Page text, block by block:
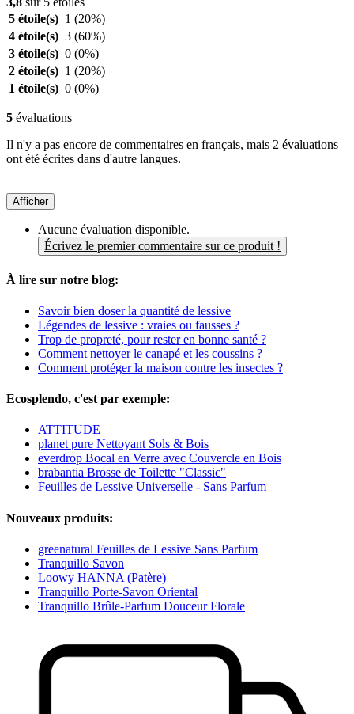
5 étoile(s) 1 (20%)
4 étoile(s) 3 (60%)
3 étoile(s) 0 (0%)
2 étoile(s) 1 (20%)
1 étoile(s) 0 (0%)
5 évaluations
Il n'y a pas encore de commentaires en français, mais 2 évaluations
ont été écrites dans d'autre langues.
Afficher
Aucune évaluation disponible.
Écrivez le premier commentaire sur ce produit !
À lire sur notre blog:
Savoir bien doser la quantité de lessive
Légendes de lessive : vraies ou fausses ?
Trop de propreté, pour rester en bonne santé ?
Comment nettoyer le canapé et les coussins ?
Comment protéger la maison contre les insectes ?
Ecosplendo, c'est par exemple:
ATTITUDE
planet pure Nettoyant Sols & Bois
everdrop Bocal en Verre avec Couvercle en Bois
brabantia Brosse de Toilette "Classic"
Feuilles de Lessive Universelle - Sans Parfum
Nouveaux produits:
greenatural Feuilles de Lessive Sans Parfum
Tranquillo Savon
Loowy HANNA (Patère)
Tranquillo Porte-Savon Oriental
Tranquillo Brûle-Parfum Douceur Florale